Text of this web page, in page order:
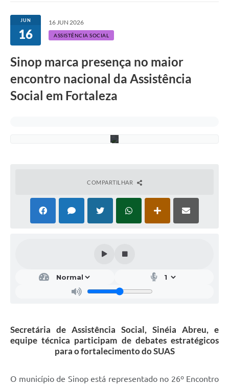
JUN
16
16 JUN 2026
ASSISTÊNCIA SOCIAL
Sinop marca presença no maior
encontro nacional da Assistência
Social em Fortaleza
s
s
e
COMPARTILHAR
Secretária de Assistência Social, Sinéia Abreu, e
equipe técnica participam de debates estratégicos
para o fortalecimento do SUAS
O município de Sinop está representado no 26º Encontro